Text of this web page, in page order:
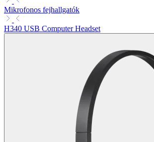
Mikrofonos fejhallgatók
H340 USB Computer Headset